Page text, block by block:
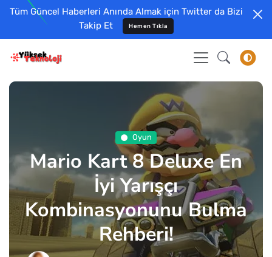
Tüm Güncel Haberleri Anında Almak için Twitter da Bizi
Takip Et
Hemen Tıkla
Oyun
Mario Kart 8 Deluxe En
İyi Yarışçı
Kombinasyonunu Bulma
Rehberi!